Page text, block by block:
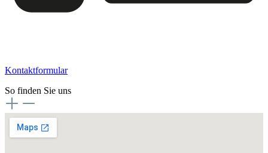
Kontaktformular
So finden Sie uns